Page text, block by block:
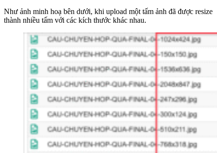
Như ảnh minh hoạ bên dưới, khi upload một tấm ảnh đã được resize
thành nhiều tấm với các kích thước khác nhau.